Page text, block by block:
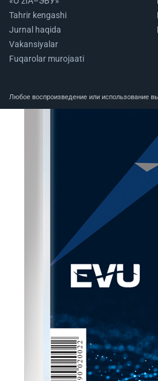
Tahrir kengashi
Jurnal haqida
Vakansiyalar
Fuqarolar murojaati
Любое воспроизведение или использование